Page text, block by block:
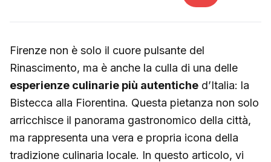
Firenze non è solo il cuore pulsante del
Rinascimento, ma è anche la culla di una delle
esperienze culinarie più autentiche d’Italia: la
Bistecca alla Fiorentina. Questa pietanza non solo
arricchisce il panorama gastronomico della città,
ma rappresenta una vera e propria icona della
tradizione culinaria locale. In questo articolo, vi